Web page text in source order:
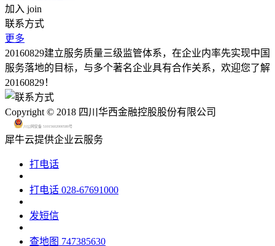
加入 join
联系方式
更多
20160829建立服务质量三级监管体系，在企业内率先实现中国
服务落地的目标，与多个著名企业具有合作关系，欢迎您了解
20160829！
Copyright © 2018 四川华西金融控股股份有限公司
川公网安备 51015602000580号
犀牛云提供企业云服务
打电话
打电话 028-67691000
发短信
查地图 747385630